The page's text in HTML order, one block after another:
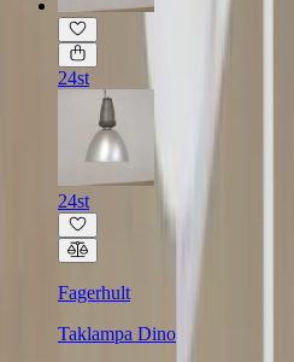
24st
24st
Fagerhult
Taklampa Dino